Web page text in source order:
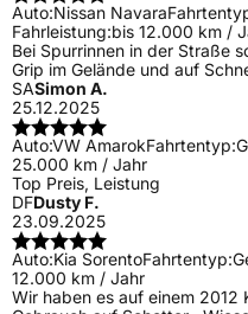
Auto:Nissan Navara
Fahrleistung:bis 12.000 km /
Bei Spurrinnen in der Straße
Grip im Gelände und auf
SASimon A.
25.12.2025
Auto:VW AmarokFahrtentyp:
25.000 km / Jahr
Top Preis, Leistung
DFDusty F.
23.09.2025
Auto:Kia SorentoFahrtentyp:
12.000 km / Jahr
Wir haben es auf einem 2012